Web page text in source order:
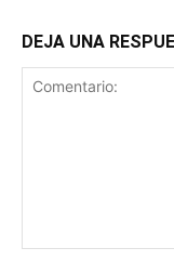
DEJA UNA